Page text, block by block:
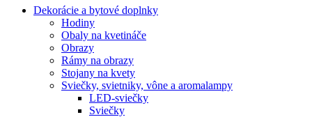
Dekorácie a bytové doplnky
Hodiny
Obaly na kvetináče
Obrazy
Rámy na obrazy
Stojany na kvety
Sviečky, svietniky, vône a aromalampy
LED-sviečky
Sviečky